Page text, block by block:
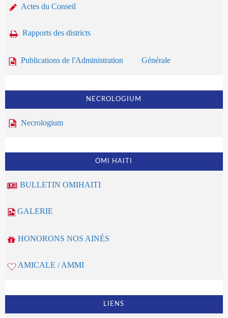
Actes du Conseil
Rapports des districts
Publications de l'Administration Générale
NECROLOGIUM
Necrologium
OMI HAITI
BULLETIN OMIHAITI
GALERIE
HONORONS NOS AINÉS
AMICALE / AMMI
LIENS